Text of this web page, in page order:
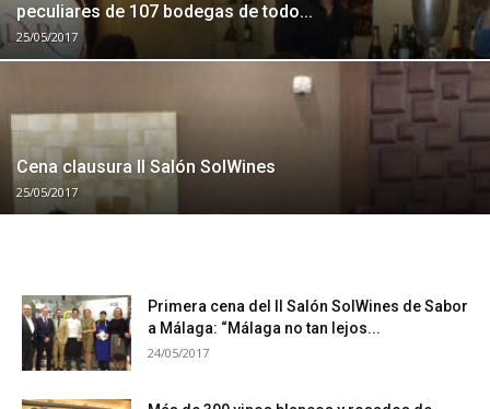
peculiares de 107 bodegas de todo...
25/05/2017
Cena clausura II Salón SolWines
25/05/2017
Primera cena del II Salón SolWines de Sabor
a Málaga: “Málaga no tan lejos...
24/05/2017